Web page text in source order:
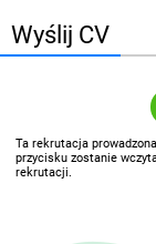
Wyślij CV
Ta rekrutacja
przycisku zostanie
rekrutacji.